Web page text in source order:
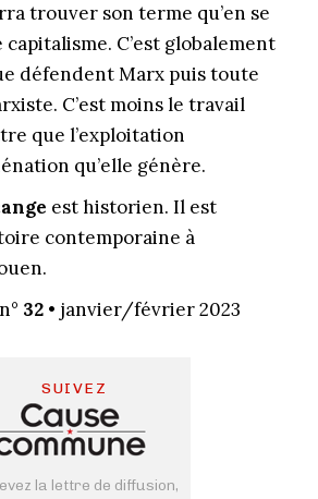
trouver son terme qu’en se
C’est globalement
défendent Marx puis toute
C’est moins le travail
que l’exploitation
qu’elle génère.
est historien. Il est
contemporaine à
32• janvier/février 2023
SUIVEZ
la lettre de diffusion,